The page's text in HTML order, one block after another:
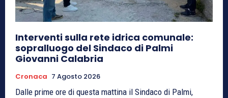
Interventi sulla rete idrica comunale:
sopralluogo del Sindaco di Palmi
Giovanni Calabria
Cronaca 7 Agosto 2026
Dalle prime ore di questa mattina il Sindaco di Palmi,